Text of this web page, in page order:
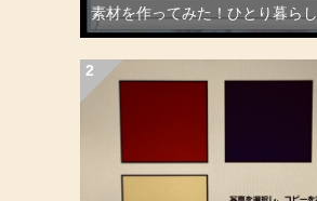
素材を作ってみた！ひとり暮ら